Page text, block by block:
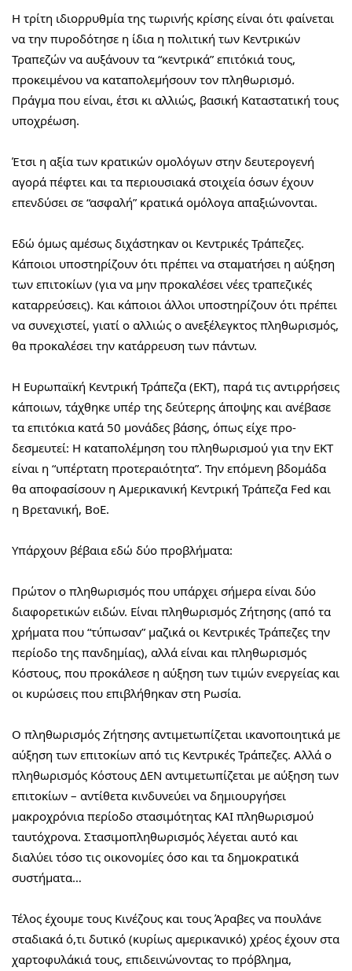
Η τρίτη ιδιορρυθμία της τωρινής κρίσης είναι ότι φαίνεται
να την πυροδότησε η ίδια η πολιτική των Κεντρικών
Τραπεζών να αυξάνουν τα “κεντρικά” επιτόκιά τους,
προκειμένου να καταπολεμήσουν τον πληθωρισμό.
Πράγμα που είναι, έτσι κι αλλιώς, βασική Καταστατική τους
υποχρέωση.
Έτσι η αξία των κρατικών ομολόγων στην δευτερογενή
αγορά πέφτει και τα περιουσιακά στοιχεία όσων έχουν
επενδύσει σε “ασφαλή” κρατικά ομόλογα απαξιώνονται.
Εδώ όμως αμέσως διχάστηκαν οι Κεντρικές Τράπεζες.
Κάποιοι υποστηρίζουν ότι πρέπει να σταματήσει η αύξηση
των επιτοκίων (για να μην προκαλέσει νέες τραπεζικές
καταρρεύσεις). Και κάποιοι άλλοι υποστηρίζουν ότι πρέπει
να συνεχιστεί, γιατί ο αλλιώς ο ανεξέλεγκτος πληθωρισμός,
θα προκαλέσει την κατάρρευση των πάντων.
Η Ευρωπαϊκή Κεντρική Τράπεζα (ΕΚΤ), παρά τις αντιρρήσεις
κάποιων, τάχθηκε υπέρ της δεύτερης άποψης και ανέβασε
τα επιτόκια κατά 50 μονάδες βάσης, όπως είχε προ-
δεσμευτεί: Η καταπολέμηση του πληθωρισμού για την ΕΚΤ
είναι η “υπέρτατη προτεραιότητα”. Την επόμενη βδομάδα
θα αποφασίσουν η Αμερικανική Κεντρική Τράπεζα Fed και
η Βρετανική, ΒοΕ.
Υπάρχουν βέβαια εδώ δύο προβλήματα:
Πρώτον ο πληθωρισμός που υπάρχει σήμερα είναι δύο
διαφορετικών ειδών. Είναι πληθωρισμός Ζήτησης (από τα
χρήματα που “τύπωσαν” μαζικά οι Κεντρικές Τράπεζες την
περίοδο της πανδημίας), αλλά είναι και πληθωρισμός
Κόστους, που προκάλεσε η αύξηση των τιμών ενεργείας και
οι κυρώσεις που επιβλήθηκαν στη Ρωσία.
Ο πληθωρισμός Ζήτησης αντιμετωπίζεται ικανοποιητικά με
αύξηση των επιτοκίων από τις Κεντρικές Τράπεζες. Αλλά ο
πληθωρισμός Κόστους ΔΕΝ αντιμετωπίζεται με αύξηση των
επιτοκίων – αντίθετα κινδυνεύει να δημιουργήσει
μακροχρόνια περίοδο στασιμότητας ΚΑΙ πληθωρισμού
ταυτόχρονα. Στασιμοπληθωρισμός λέγεται αυτό και
διαλύει τόσο τις οικονομίες όσο και τα δημοκρατικά
συστήματα…
Τέλος έχουμε τους Κινέζους και τους Άραβες να πουλάνε
σταδιακά ό,τι δυτικό (κυρίως αμερικανικό) χρέος έχουν στα
χαρτοφυλάκιά τους, επιδεινώνοντας το πρόβλημα,